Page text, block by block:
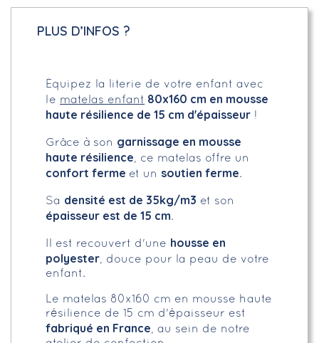
PLUS D’INFOS ?
Équipez la literie de votre enfant avec
le matelas enfant 80x160 cm en mousse
haute résilience de 15 cm d'épaisseur !
Grâce à son garnissage en mousse
haute résilience, ce matelas offre un
confort ferme et un soutien ferme.
Sa densité est de 35kg/m3 et son
épaisseur est de 15 cm.
Il est recouvert d'une housse en
polyester, douce pour la peau de votre
enfant.
Le matelas 80x160 cm en mousse haute
résilience de 15 cm d'épaisseur est
fabriqué en France, au sein de notre